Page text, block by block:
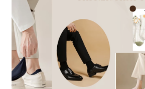
tiếng” s